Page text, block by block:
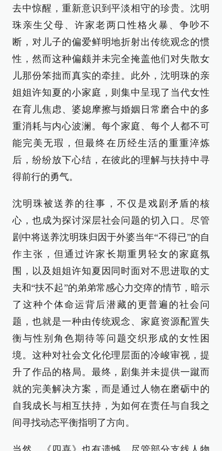
去中惊醒，重新意识到平淡相守的珍贵。沈明
珠亲生父母、许家老两口性格火暴、争吵不
断，对儿子的偏爱鲜明地折射出传统观念的惯
性，然而这种偏颇并未完全掩盖他们对失散女
儿那份笨拙而真实的牵挂。此外，沈明珠的亲
姐姐许知夏的小家庭，则集中呈现了当代女性
在育儿焦虑、婆媳摩擦与婚姻日常磨合中的多
重消耗与内心波澜。每个家庭、每个人都不可
能完美无瑕，但最终在历经生活的重重淬炼
后，纷纷放下心结，在彼此的理解与扶持中寻
得前行的勇气。
沈明珠被送养的往事，不仅是戏剧矛盾的核
心，也成为探讨深层社会问题的切入口。尽管
剧中将送养沈明珠归因于外婆当年“不得已”的自
作主张，但通过许家长期重男轻女的家庭氛
围，以及姐姐许知夏因同时面对不思进取的丈
夫和“扶不起”的弟弟常感心力交瘁的情节，暗示
了这种个体命运背后潜藏的更普遍的社会问
题，也就是一种由传统观念、家庭资源配置失
衡与性别角色期待等问题交织形成的女性困
境。这种对社会文化伦理层面的冷峻审视，提
升了作品的格局。最终，剧集并未提供一蹴而
就的完美解决方案，而是通过人物在磨砺中的
自我成长与相互扶持，为如何在责任与自我之
间寻找动态平衡指明了方向。